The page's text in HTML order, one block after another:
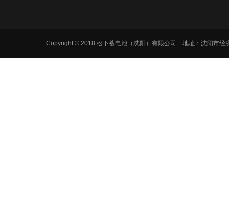
Copyright © 2018 松下蓄电池（沈阳）有限公司 地址：沈阳市